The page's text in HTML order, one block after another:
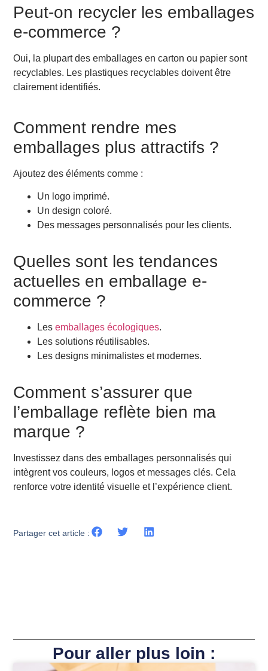
Peut-on recycler les emballages
e-commerce ?
Oui, la plupart des emballages en carton ou papier sont
recyclables. Les plastiques recyclables doivent être
clairement identifiés.
Comment rendre mes
emballages plus attractifs ?
Ajoutez des éléments comme :
Un logo imprimé.
Un design coloré.
Des messages personnalisés pour les clients.
Quelles sont les tendances
actuelles en emballage e-
commerce ?
Lesemballages écologiques.
Les solutions réutilisables.
Les designs minimalistes et modernes.
Comment s’assurer que
l’emballage reflète bien ma
marque ?
Investissez dans des emballages personnalisés qui
intègrent vos couleurs, logos et messages clés. Cela
renforce votre identité visuelle et l’expérience client.
Partager cet article :
Pour aller plus loin :